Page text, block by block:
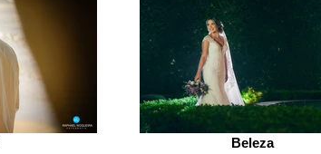
Beleza